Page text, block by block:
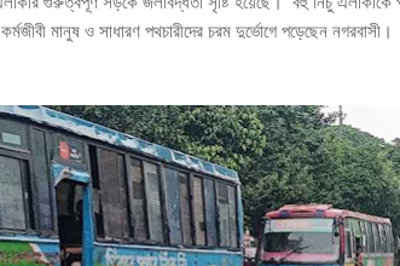
মানুষ ও সাধারণ পথচারীদের চরম দুর্ভোগে পড়েছেন